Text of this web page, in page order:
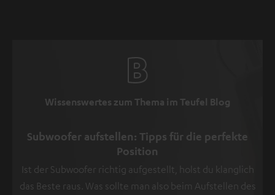
Wissenswertes zum Thema im Teufel Blog
Subwoofer aufstellen: Tipps für die perfekte
Position
Ist der Subwoofer richtig aufgestellt, holst du klanglich
das Beste raus. Was sollte man also beim Aufstellen des